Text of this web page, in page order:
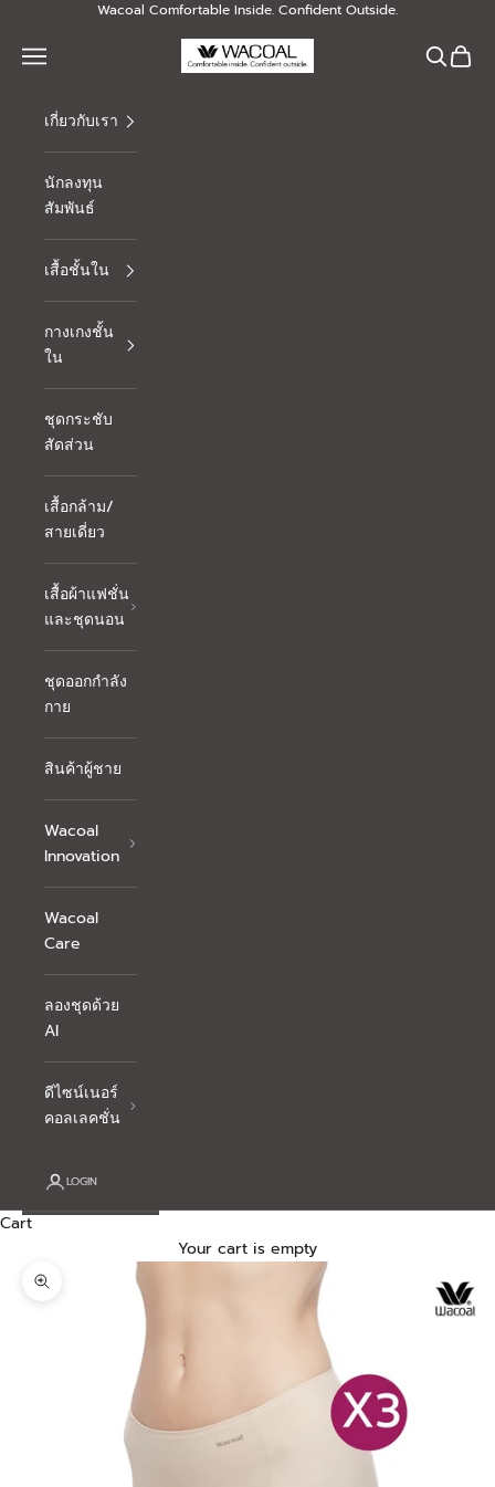
Skip to contentWacoal Comfortable Inside. Confident Outside.
Thai Wacoal Public Company Limited
Navigation menu Search
Cart
เกี่ยวกับเรา
นักลงทุน
สัมพันธ์
เสื้อชั้นใน
กางเกงชั้น
ใน
ชุดกระชับ
สัดส่วน
เสื้อกล้าม/
สายเดี่ยว
เสื้อผ้าแฟชั่น
และชุดนอน
ชุดออกกำลัง
กาย
สินค้าผู้ชาย
Wacoal
Innovation
Wacoal
Care
ลองชุดด้วย
AI
ดีไซน์เนอร์
คอลเลคชั่น
LOGIN
Cart
Your cart is empty
Zoom picture